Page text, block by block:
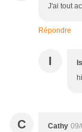
J'ai tout
Répondre
I
C Cathy